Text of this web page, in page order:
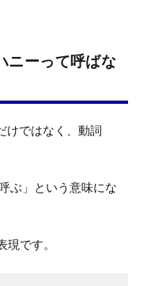
ニーって呼ばな
けではなく、動詞
ぶ」という意味にな
です。